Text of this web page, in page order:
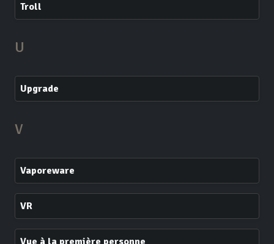
Troll
U
Upgrade
V
Vaporeware
VR
Vue à la première personne